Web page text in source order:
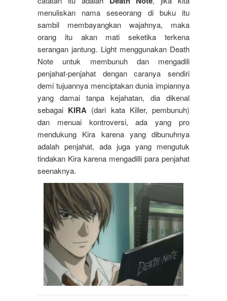
menuliskan nama seseorang di buku itu
sambil membayangkan wajahnya, maka
orang itu akan mati seketika terkena
serangan jantung. Light menggunakan Death
Note untuk membunuh dan mengadili
penjahat-penjahat dengan caranya sendiri
demi tujuannya menciptakan dunia impiannya
yang damai tanpa kejahatan, dia dikenal
sebagai KIRA (dari kata Killer, pembunuh)
dan menuai kontroversi, ada yang pro
mendukung Kira karena yang dibunuhnya
adalah penjahat, ada juga yang mengutuk
tindakan Kira karena mengadilli para penjahat
seenaknya.